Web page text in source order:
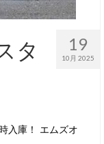
19
10月 2025
タ
入庫！ エムズオ